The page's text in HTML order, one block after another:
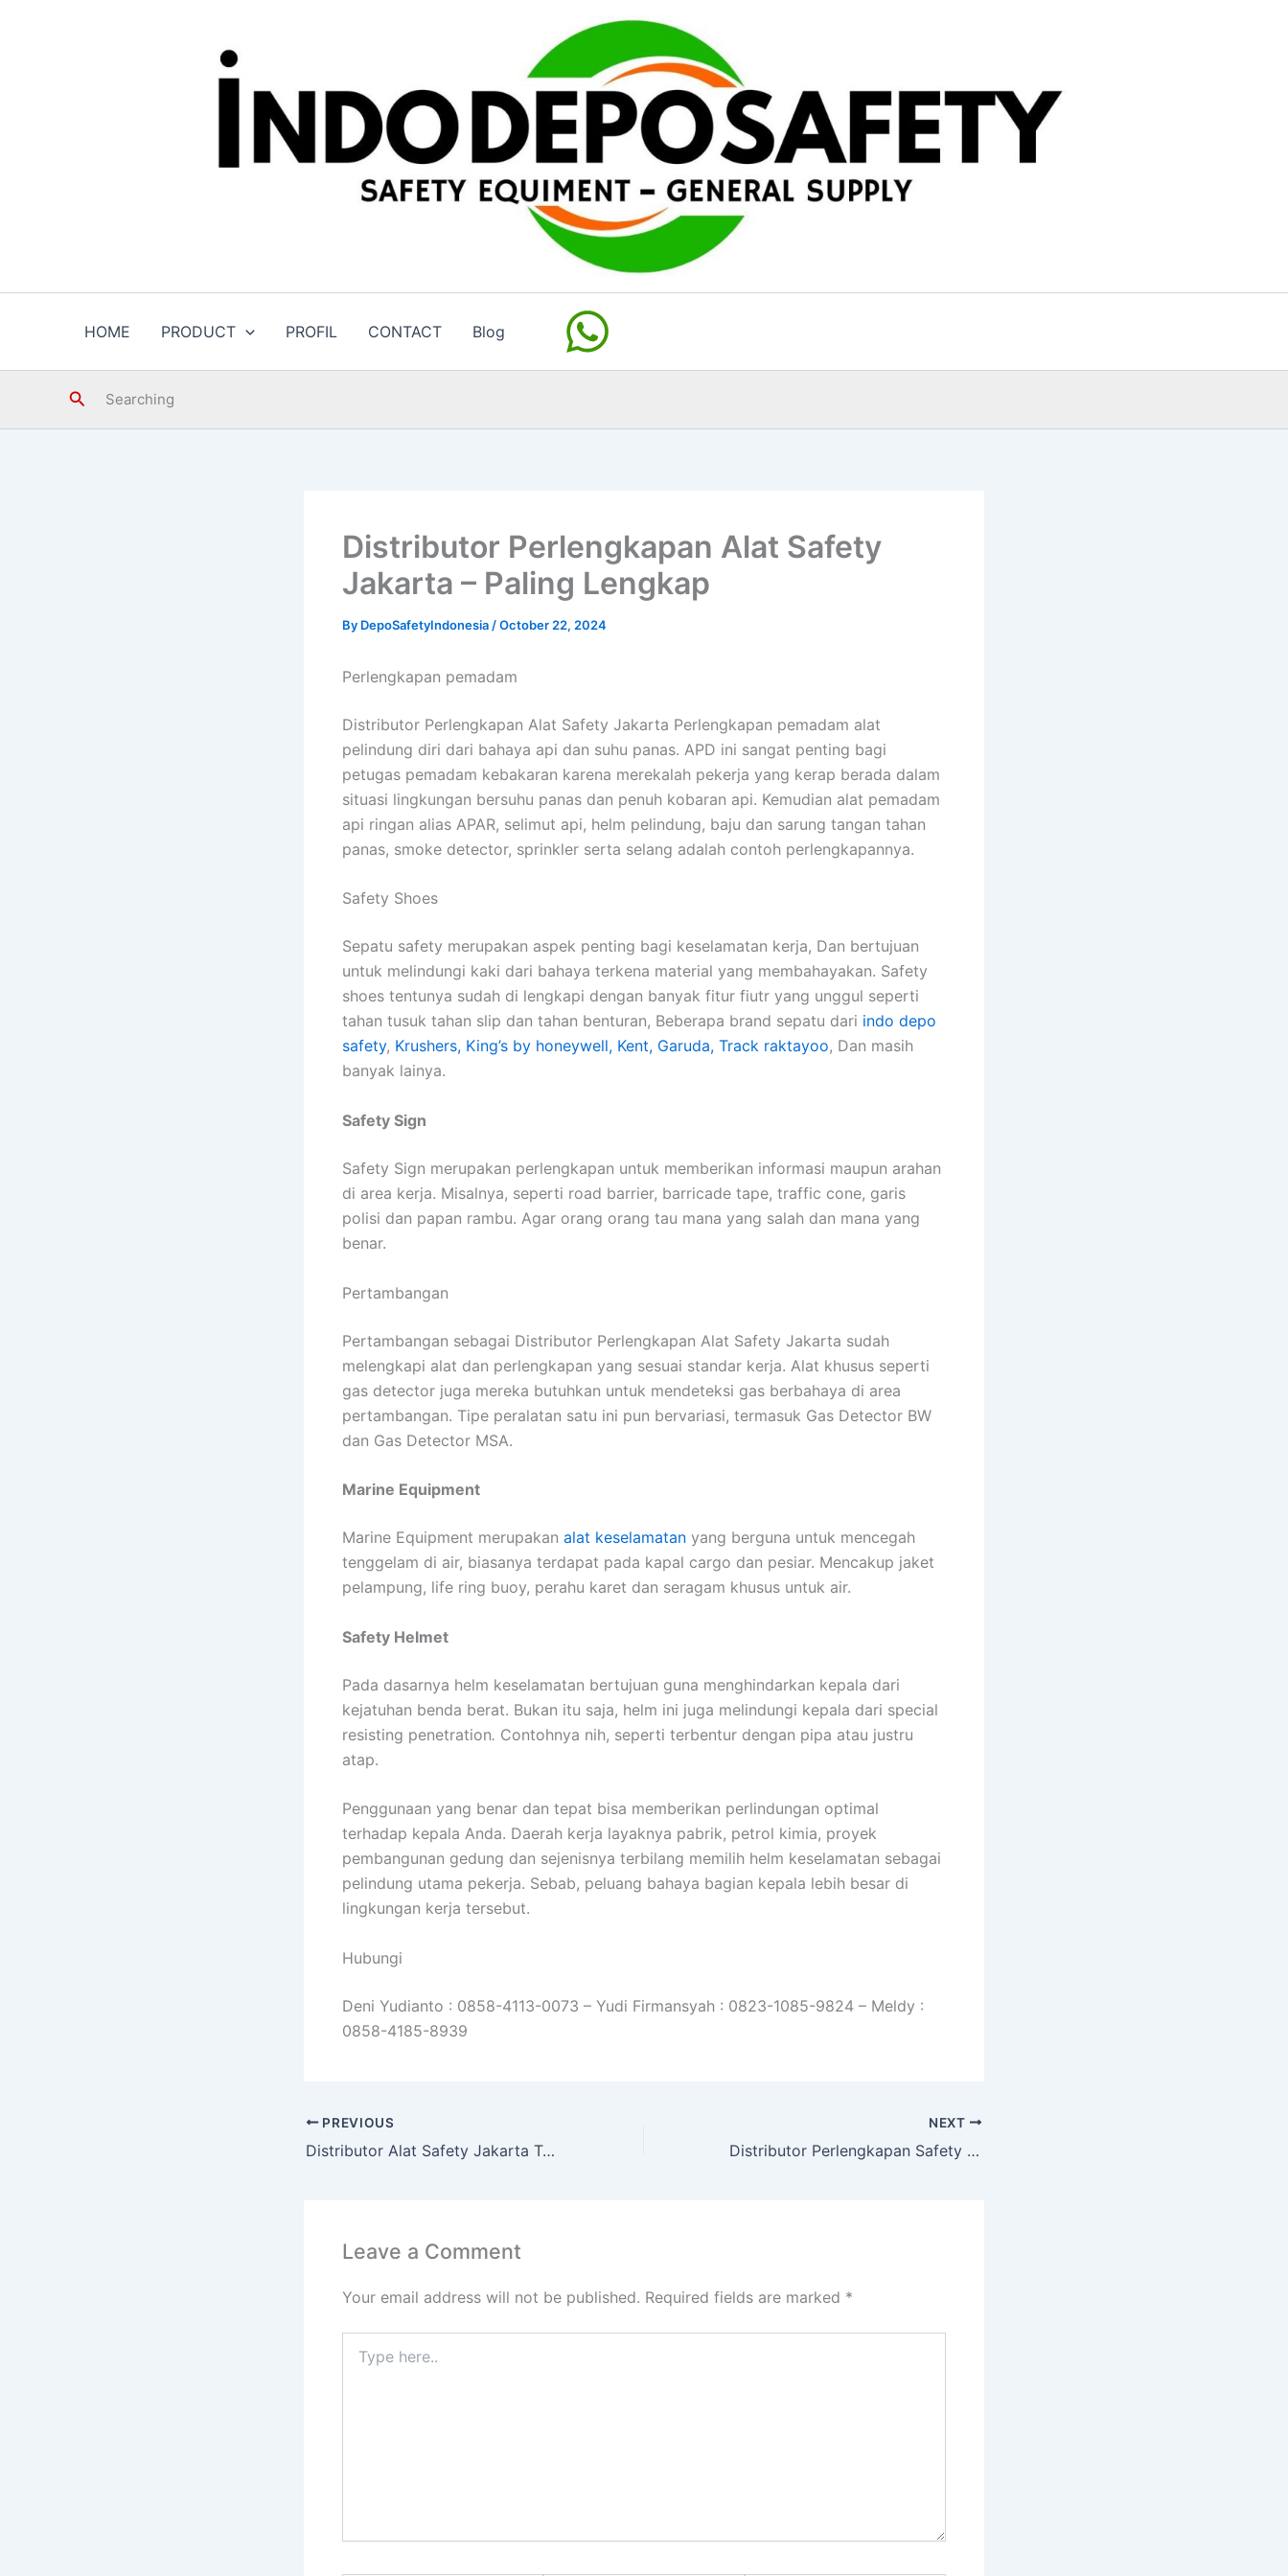
HOME PRODUCT PROFIL CONTACT Blog
SearchSearching
Distributor Perlengkapan Alat Safety
Jakarta – Paling Lengkap
By DepoSafetyIndonesia /October 22, 2024
Perlengkapan pemadam
Distributor Perlengkapan Alat Safety Jakarta Perlengkapan pemadam alat
pelindung diri dari bahaya api dan suhu panas. APD ini sangat penting bagi
petugas pemadam kebakaran karena merekalah pekerja yang kerap berada dalam
situasi lingkungan bersuhu panas dan penuh kobaran api. Kemudian alat pemadam
api ringan alias APAR, selimut api, helm pelindung, baju dan sarung tangan tahan
panas, smoke detector, sprinkler serta selang adalah contoh perlengkapannya.
Safety Shoes
Sepatu safety merupakan aspek penting bagi keselamatan kerja, Dan bertujuan
untuk melindungi kaki dari bahaya terkena material yang membahayakan. Safety
shoes tentunya sudah di lengkapi dengan banyak fitur fiutr yang unggul seperti
tahan tusuk tahan slip dan tahan benturan, Beberapa brand sepatu dari indo depo
safety, Krushers, King’s by honeywell, Kent, Garuda, Track raktayoo, Dan masih
banyak lainya.
Safety Sign
Safety Sign merupakan perlengkapan untuk memberikan informasi maupun arahan
di area kerja. Misalnya, seperti road barrier, barricade tape, traffic cone, garis
polisi dan papan rambu. Agar orang orang tau mana yang salah dan mana yang
benar.
Pertambangan
Pertambangan sebagai Distributor Perlengkapan Alat Safety Jakarta sudah
melengkapi alat dan perlengkapan yang sesuai standar kerja. Alat khusus seperti
gas detector juga mereka butuhkan untuk mendeteksi gas berbahaya di area
pertambangan. Tipe peralatan satu ini pun bervariasi, termasuk Gas Detector BW
dan Gas Detector MSA.
Marine Equipment
Marine Equipment merupakan alat keselamatan yang berguna untuk mencegah
tenggelam di air, biasanya terdapat pada kapal cargo dan pesiar. Mencakup jaket
pelampung, life ring buoy, perahu karet dan seragam khusus untuk air.
Safety Helmet
Pada dasarnya helm keselamatan bertujuan guna menghindarkan kepala dari
kejatuhan benda berat. Bukan itu saja, helm ini juga melindungi kepala dari special
resisting penetration. Contohnya nih, seperti terbentur dengan pipa atau justru
atap.
Penggunaan yang benar dan tepat bisa memberikan perlindungan optimal
terhadap kepala Anda. Daerah kerja layaknya pabrik, petrol kimia, proyek
pembangunan gedung dan sejenisnya terbilang memilih helm keselamatan sebagai
pelindung utama pekerja. Sebab, peluang bahaya bagian kepala lebih besar di
lingkungan kerja tersebut.
Hubungi
Deni Yudianto : 0858-4113-0073 – Yudi Firmansyah : 0823-1085-9824 – Meldy :
0858-4185-8939
PREVIOUS
Distributor Alat Safety Jakarta Terbaik – Belanja Semakin Mudah
NEXT
Distributor Perlengkapan Safety Paling Lengkap Di Jakarta
Leave a Comment
Your email address will not be published. Required fields are marked *
here..